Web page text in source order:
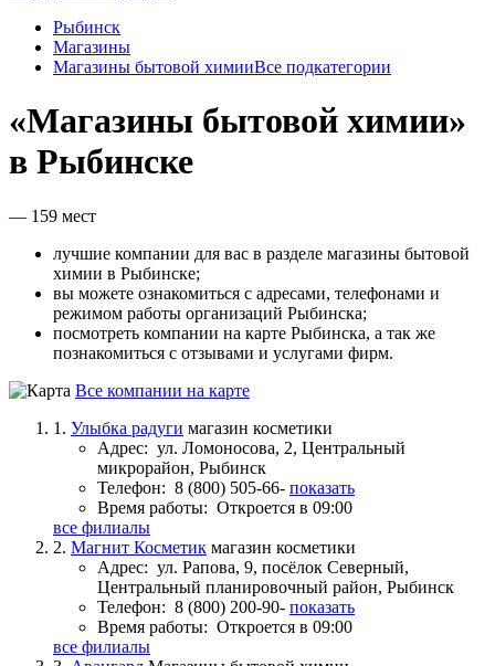
Рыбинск
Магазины
Магазины бытовой химииВсе подкатегории
«Магазины бытовой химии»
в Рыбинске
— 159 мест
лучшие компании для вас в разделе магазины бытовой
химии в Рыбинске;
вы можете ознакомиться с адресами, телефонами и
режимом работы организаций Рыбинска;
посмотреть компании на карте Рыбинска, а так же
познакомиться с отзывами и услугами фирм.
Все компании на карте
1. Улыбка радуги магазин косметики
Адрес: ул. Ломоносова, 2, Центральный
микрорайон, Рыбинск
Телефон: 8 (800) 505-66- показать
Время работы: Откроется в 09:00
все филиалы
2. Магнит Косметик магазин косметики
Адрес: ул. Рапова, 9, посёлок Северный,
Центральный планировочный район, Рыбинск
Телефон: 8 (800) 200-90- показать
Время работы: Откроется в 09:00
все филиалы